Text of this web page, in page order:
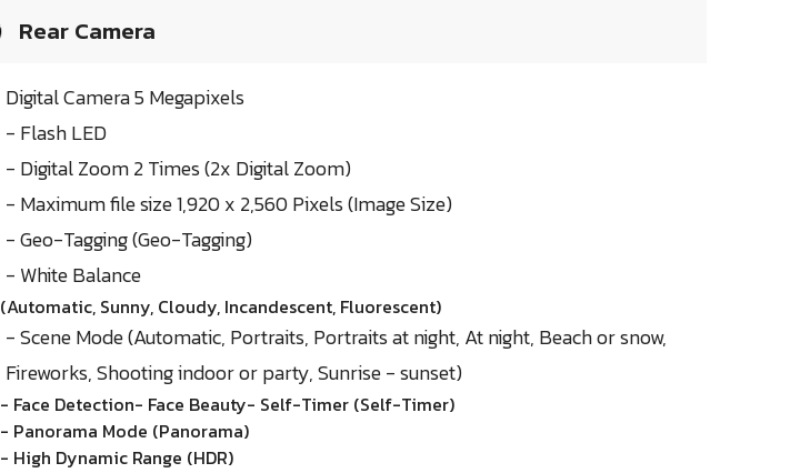
Rear Camera
Digital Camera 5 Megapixels
- Flash LED
- Digital Zoom 2 Times (2x Digital Zoom)
- Maximum file size 1,920 x 2,560 Pixels (Image Size)
- Geo-Tagging (Geo-Tagging)
- White Balance
(Automatic, Sunny, Cloudy, Incandescent, Fluorescent)
- Scene Mode (Automatic, Portraits, Portraits at night, At night, Beach or snow,
Fireworks, Shooting indoor or party, Sunrise - sunset)
- Face Detection- Face Beauty- Self-Timer (Self-Timer)
- Panorama Mode (Panorama)
- High Dynamic Range (HDR)